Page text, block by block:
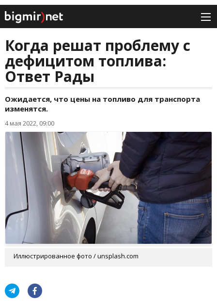
Когда решат проблему с
дефицитом топлива:
Ответ Рады
Ожидается, что цены на топливо для транспорта
изменятся.
4 мая 2022, 09:00
Иллюстрированное фото / unsplash.com